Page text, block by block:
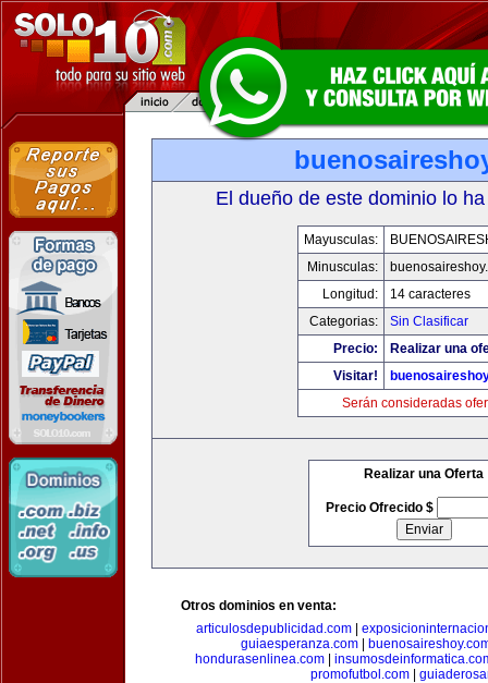
El dueño de este dominio lo
Mayusculas:
Minusculas:
Longitud:
14 caracteres
Categorias:
Sin Clasificar
Precio:
Realizar una
Visitar!
Serán consideradas
Realizar una Oferta
Precio Ofrecido $
Otros dominios en venta:
articulosdepublicidad.com|
guiaesperanza.com
hondurasenlinea.com|
promofutbol.com